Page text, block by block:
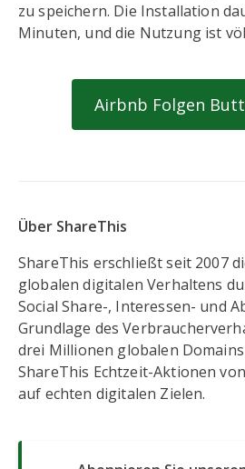
zu speichern. Die Installation
Minuten, und die Nutzung ist
Airbnb Folgen
Über ShareThis
ShareThis erschließt seit 2007
globalen digitalen Verhaltens
Social Share-, Interessen- und
Grundlage des
drei Millionen globalen
ShareThis Echtzeit-Aktionen
auf echten digitalen Zielen.